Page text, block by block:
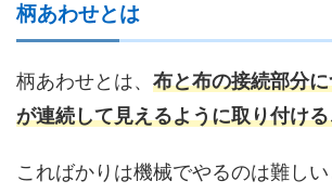
柄あわせとは
柄あわせとは、 布と布の接続部分
が連続して見えるように取り付け
こればかりは機械でやるのは難しい